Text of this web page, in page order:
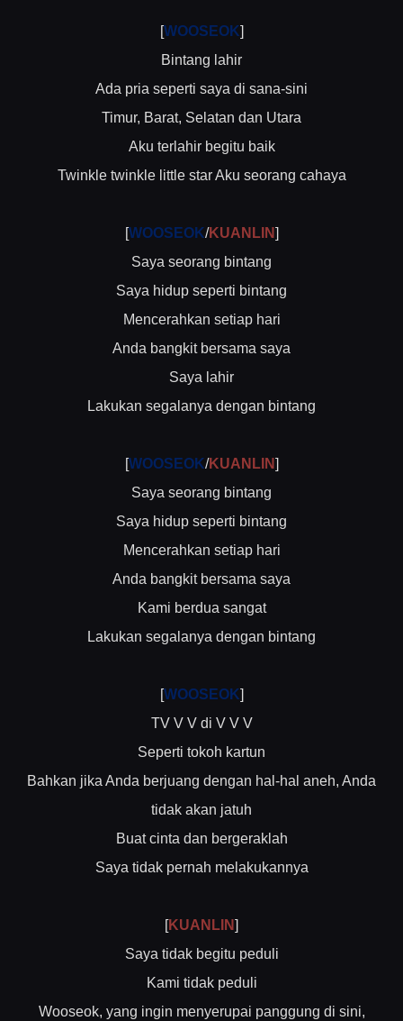
[WOOSEOK]
Bintang lahir
Ada pria seperti saya di sana-sini
Timur, Barat, Selatan dan Utara
Aku terlahir begitu baik
Twinkle twinkle little star Aku seorang cahaya
[WOOSEOK/KUANLIN]
Saya seorang bintang
Saya hidup seperti bintang
Mencerahkan setiap hari
Anda bangkit bersama saya
Saya lahir
Lakukan segalanya dengan bintang
[WOOSEOK/KUANLIN]
Saya seorang bintang
Saya hidup seperti bintang
Mencerahkan setiap hari
Anda bangkit bersama saya
Kami berdua sangat
Lakukan segalanya dengan bintang
[WOOSEOK]
TV V V di V V V
Seperti tokoh kartun
Bahkan jika Anda berjuang dengan hal-hal aneh, Anda
tidak akan jatuh
Buat cinta dan bergeraklah
Saya tidak pernah melakukannya
[KUANLIN]
Saya tidak begitu peduli
Kami tidak peduli
Wooseok, yang ingin menyerupai panggung di sini,